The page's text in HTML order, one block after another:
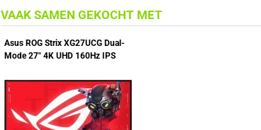
VAAK SAMEN GEKOCHT MET
Asus ROG Strix XG27UCG Dual-
Mode 27" 4K UHD 160Hz IPS